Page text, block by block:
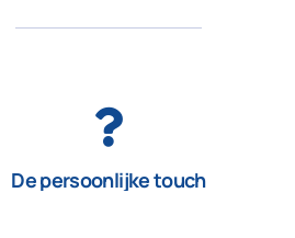
De persoonlijke touch